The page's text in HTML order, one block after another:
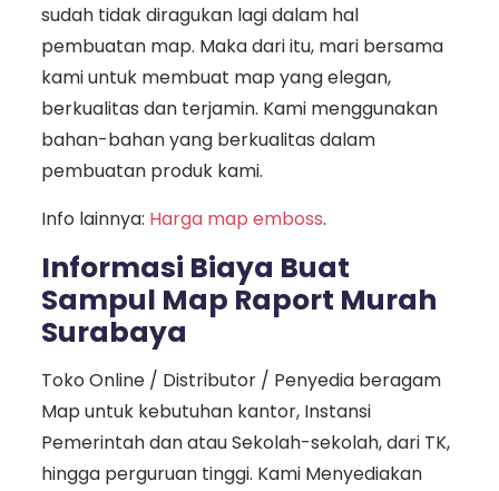
sudah tidak diragukan lagi dalam hal
pembuatan map. Maka dari itu, mari bersama
kami untuk membuat map yang elegan,
berkualitas dan terjamin. Kami menggunakan
bahan-bahan yang berkualitas dalam
pembuatan produk kami.
Info lainnya: Harga map emboss.
Informasi Biaya Buat
Sampul Map Raport Murah
Surabaya
Toko Online / Distributor / Penyedia beragam
Map untuk kebutuhan kantor, Instansi
Pemerintah dan atau Sekolah-sekolah, dari TK,
hingga perguruan tinggi. Kami Menyediakan